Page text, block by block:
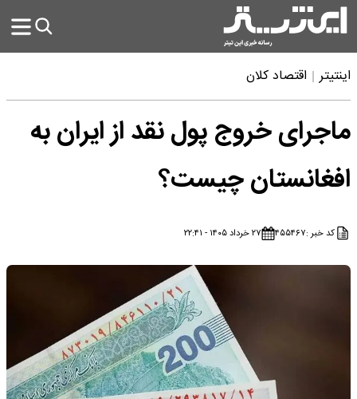
اینتیتر اقتصاد کلان
ماجرای خروج پول نقد از ایران به
افغانستان چیست؟
کد خبر :۴۵۵۴۶۷ ۲۷ خرداد ۱۴۰۵ - ۲۲:۴۱